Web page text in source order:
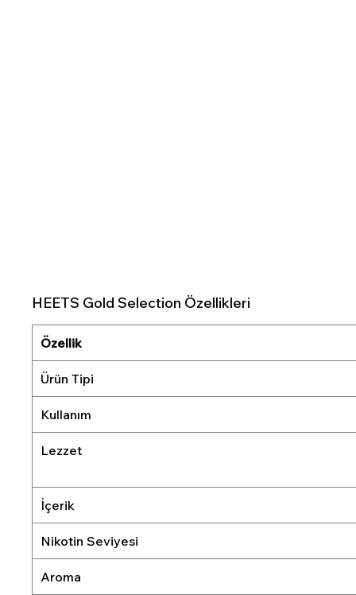
HEETS Gold Selection Özellikleri
Özellik
Ürün Tipi
Kullanım
Lezzet
İçerik
Nikotin Seviyesi
Aroma